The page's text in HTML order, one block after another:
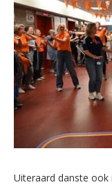
Uiteraard danste